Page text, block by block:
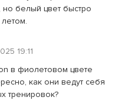
но белый цвет быстро
19:11
в фиолетовом цвете
как они ведут себя
тренировок?